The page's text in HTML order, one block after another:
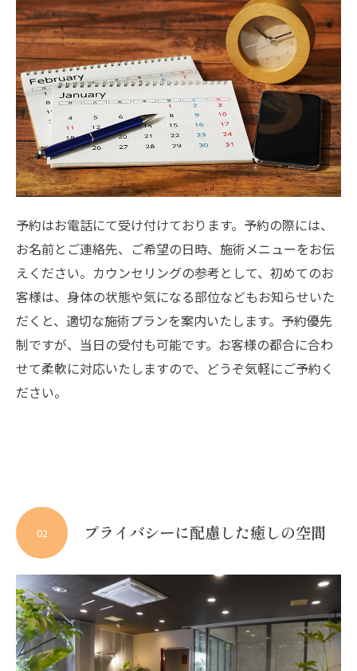
予約はお電話にて受け付けております。予約の際には、
お名前とご連絡先、ご希望の日時、施術メニューをお伝
えください。カウンセリングの参考として、初めてのお
客様は、身体の状態や気になる部位などもお知らせいた
だくと、適切な施術プランを案内いたします。予約優先
制ですが、当日の受付も可能です。お客様の都合に合わ
せて柔軟に対応いたしますので、どうぞ気軽にご予約く
ださい。
プライバシーに配慮した癒しの空間
02